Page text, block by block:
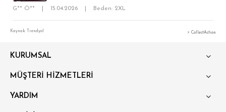
RELAX FİT
OVERSİZE
G** Ö** 15.04.2026 Beden: 2XL
Kaynak: Trendyol ⚡ CollectAction
KURUMSAL
MÜŞTERİ HİZMETLERİ
YARDIM